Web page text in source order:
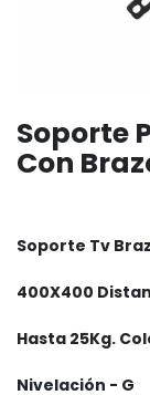
Soporte
Con
Soporte Tv
400X400
Hasta 25Kg.
Nivelación - G